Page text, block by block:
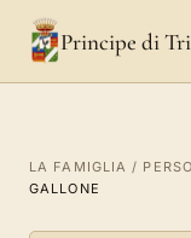
Principe di
LA FAMIGLIA /
GALLONE